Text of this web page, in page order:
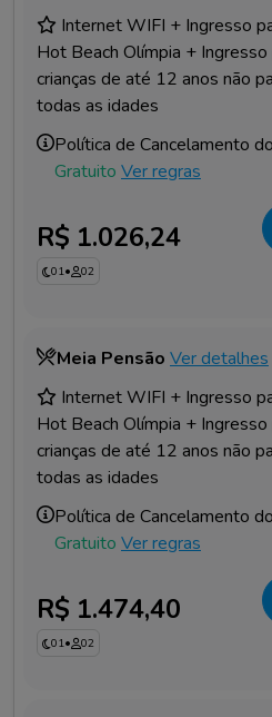
Internet WIFI + Ingresso
Hot Beach Olímpia +
crianças de até 12 anos não
todas as idades
Política de Cancelamento
Gratuito Ver regras
R$ 1.026,24
01• 02
Meia Pensão Ver detalhes
Internet WIFI + Ingresso
Hot Beach Olímpia +
crianças de até 12 anos não
todas as idades
Política de Cancelamento
Gratuito Ver regras
R$ 1.474,40
01• 02